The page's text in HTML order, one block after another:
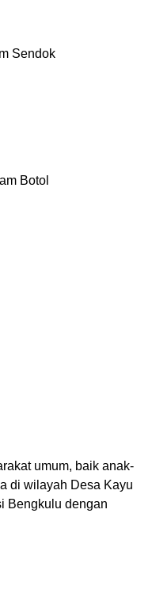
Sendok
Botol
umum, baik anak-
di wilayah Desa Kayu
Bengkulu dengan